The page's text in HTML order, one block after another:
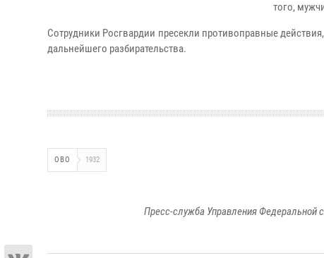
того,
Сотрудники Росгвардии пресекли противоправные
дальнейшего разбирательства.
ОВО 1932
Пресс-служба Управления Федеральной